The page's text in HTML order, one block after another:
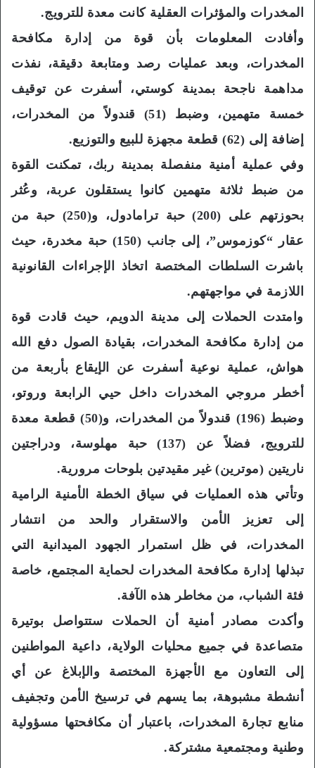
المخدرات والمؤثرات العقلية كانت معدة للترويج.
وأفادت المعلومات بأن قوة من إدارة مكافحة
المخدرات، وبعد عمليات رصد ومتابعة دقيقة، نفذت
مداهمة ناجحة بمدينة كوستي، أسفرت عن توقيف
خمسة متهمين، وضبط (51) قندولاً من المخدرات،
إضافة إلى (62) قطعة مجهزة للبيع والتوزيع.
وفي عملية أمنية منفصلة بمدينة ربك، تمكنت القوة
من ضبط ثلاثة متهمين كانوا يستقلون عربة، وعُثر
بحوزتهم على (200) حبة ترامادول، و(250) حبة من
عقار “كوزموس”، إلى جانب (150) حبة مخدرة، حيث
باشرت السلطات المختصة اتخاذ الإجراءات القانونية
اللازمة في مواجهتهم.
وامتدت الحملات إلى مدينة الدويم، حيث قادت قوة
من إدارة مكافحة المخدرات، بقيادة الصول دفع الله
هواش، عملية نوعية أسفرت عن الإيقاع بأربعة من
أخطر مروجي المخدرات داخل حيي الرابعة وروتو،
وضبط (196) قندولاً من المخدرات، و(50) قطعة معدة
للترويج، فضلاً عن (137) حبة مهلوسة، ودراجتين
ناريتين (موترين) غير مقيدتين بلوحات مرورية.
وتأتي هذه العمليات في سياق الخطة الأمنية الرامية
إلى تعزيز الأمن والاستقرار والحد من انتشار
المخدرات، في ظل استمرار الجهود الميدانية التي
تبذلها إدارة مكافحة المخدرات لحماية المجتمع، خاصة
فئة الشباب، من مخاطر هذه الآفة.
وأكدت مصادر أمنية أن الحملات ستتواصل بوتيرة
متصاعدة في جميع محليات الولاية، داعية المواطنين
إلى التعاون مع الأجهزة المختصة والإبلاغ عن أي
أنشطة مشبوهة، بما يسهم في ترسيخ الأمن وتجفيف
منابع تجارة المخدرات، باعتبار أن مكافحتها مسؤولية
وطنية ومجتمعية مشتركة.